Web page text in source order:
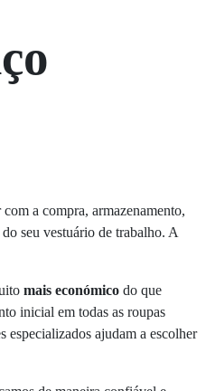
a compra, armazenamento,
seu vestuário de trabalho. A
mais económico do que
inicial em todas as roupas
especializados ajudam a escolher